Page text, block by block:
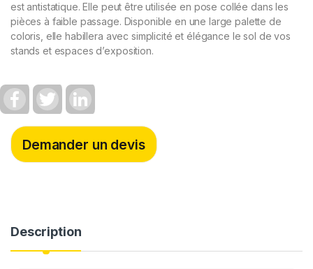
est antistatique. Elle peut être utilisée en pose collée dans les
pièces à faible passage. Disponible en une large palette de
coloris, elle habillera avec simplicité et élégance le sol de vos
stands et espaces d’exposition.
c
e
b
o
o
i
t
e
r
n
k
d
I
Demander un devis
Description